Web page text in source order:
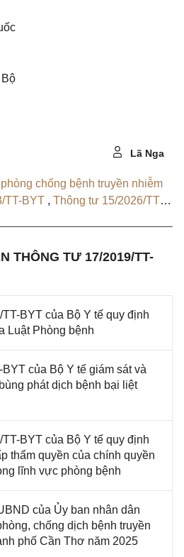
Lã Nga
phòng chống bệnh truyền nhiễm
TT-BYT , Thông tư 15/2026/TT-
THÔNG TƯ 17/2019/TT-
BYT của Bộ Y tế quy định
Luật Phòng bệnh
của Bộ Y tế giám sát và
phát dịch bệnh bại liệt
BYT của Bộ Y tế quy định
thẩm quyền của chính quyền
lĩnh vực phòng bệnh
của Ủy ban nhân dân
chống dịch bệnh truyền
phố Cần Thơ năm 2025